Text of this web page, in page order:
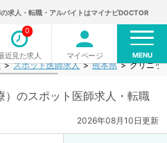
求人・転職・アルバイトはマイナビDOCTOR
近見た求人
0
マイページ MENU
スポット医師求人 熊本県 クリニッ
のスポット医師求人・転職
2026年08月10日更新